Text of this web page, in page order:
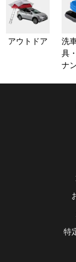
アウトドア
洗
具
ナ
特